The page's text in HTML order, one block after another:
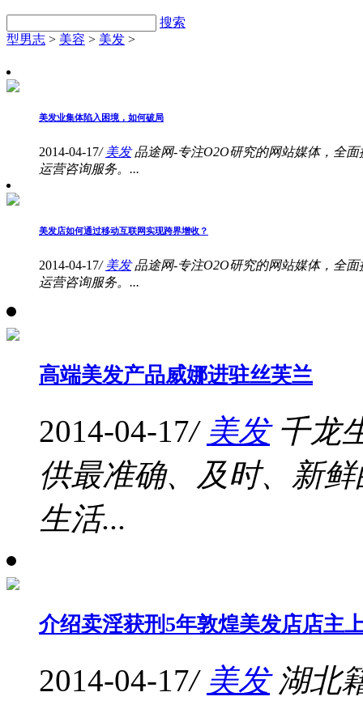
搜索
型男志 > 美容 > 美发 >
美发业集体陷入困境，如何破局
2014-04-17/美发 品途网-专注O2O研究的网站媒体，全
运营咨询服务。...
美发店如何通过移动互联网实现跨界增收？
2014-04-17/美发 品途网-专注O2O研究的网站媒体，全
运营咨询服务。...
高端美发产品威娜进驻丝芙兰
2014-04-17/ 美发 千龙
供最准确、及时、新
生活...
介绍卖淫获刑5年敦煌美发店店主
2014-04-17/ 美发 湖北